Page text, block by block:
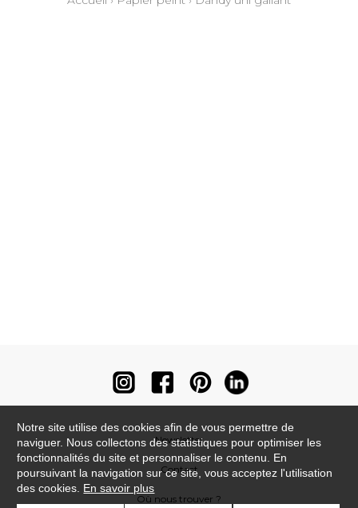
Newsletter
Contact
Où nous trouver ?
Notre site utilise des cookies afin de vous permettre de
naviguer. Nous collectons des statistiques pour optimiser les
fonctionnalités du site et personnaliser le contenu. En
poursuivant la navigation sur ce site, vous acceptez l'utilisation
des cookies. En savoir plus